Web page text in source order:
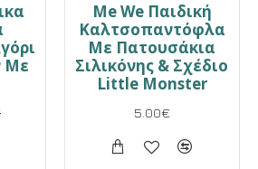
Με
Me We Παιδική
Καλτσοπαντόφλα
Με Πατουσάκια
Σιλικόνης & Σχέδιο
Little Monster
5.00€